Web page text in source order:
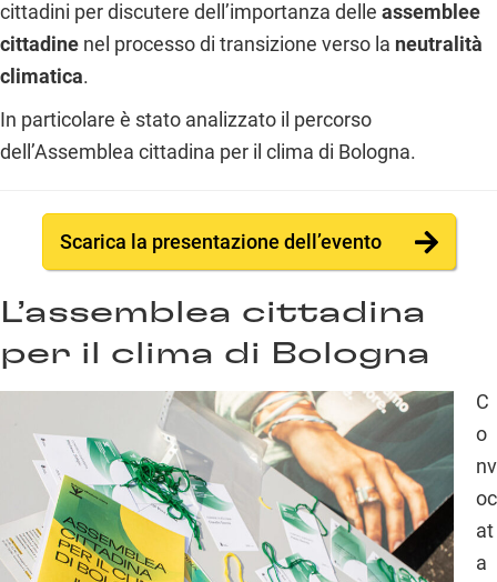
cittadini per discutere dell’importanza delle assemblee
cittadine nel processo di transizione verso la neutralità
climatica.
In particolare è stato analizzato il percorso
dell’Assemblea cittadina per il clima di Bologna.
Scarica la presentazione dell’evento
L’assemblea cittadina
per il clima di Bologna
C
o
nv
oc
at
a